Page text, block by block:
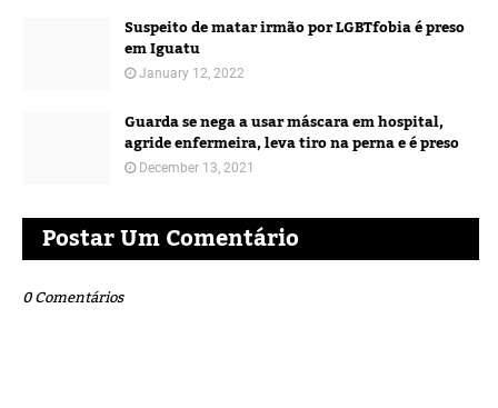
Suspeito de matar irmão por LGBTfobia é preso
em Iguatu
January 12, 2022
Guarda se nega a usar máscara em hospital,
agride enfermeira, leva tiro na perna e é preso
December 13, 2021
Postar Um Comentário
0 Comentários